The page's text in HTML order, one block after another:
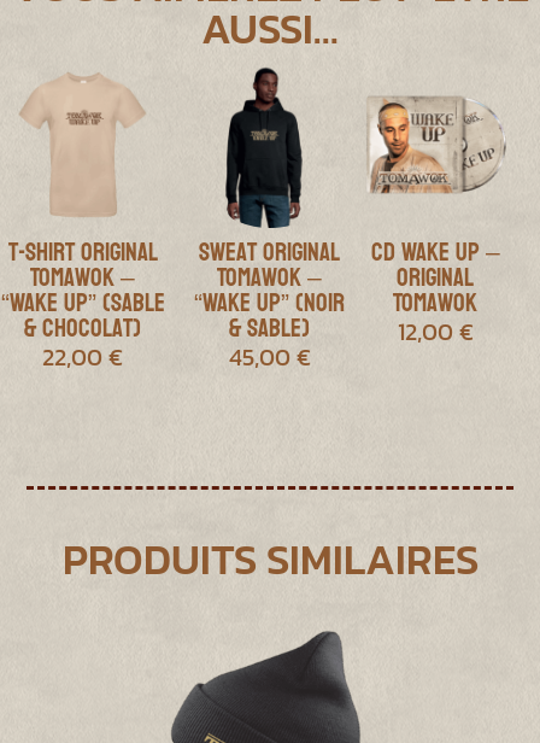
AUSSI…
T-shirt Original
Tomawok –
“Wake Up” (Sable
& Chocolat)
22,00€
Sweat Original
Tomawok –
“Wake Up” (Noir
& Sable)
45,00€
CD Wake Up –
Original
Tomawok
12,00 €
PRODUITS SIMILAIRES